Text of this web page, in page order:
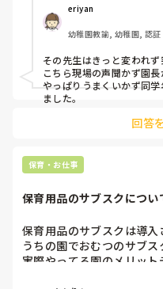
eriyan
幼稚園教諭, 幼稚園, 認
その先生はきっと変われ
こちら現場の声聞かず園
やっぱりうまくいかず同
ました。
回答
保育・お仕事
保育用品のサブスクについ
保育用品のサブスクは導入
うちの園でおむつのサブス
実際やってる園のメリット